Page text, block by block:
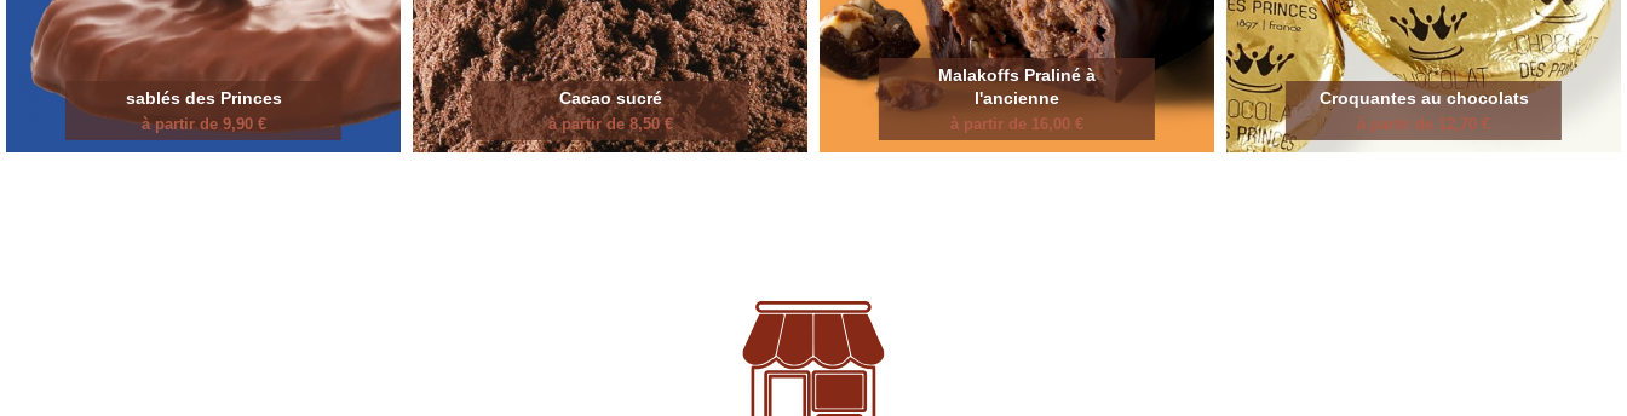
sablés des Princes
à partir de 9,90 €
Cacao sucré
à partir de 8,50 €
Malakoffs Praliné à
l'ancienne
à partir de 16,00 €
Croquantes au chocolats
à partir de 12,70 €